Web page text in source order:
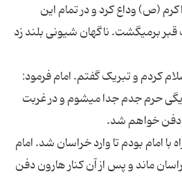
(ص) وداع کرد و در تمام این
برمی‏گشت. ناگهان شیونی بلند زد
کردم و تبریک گفتم. امام فرمود:
حرم جدم جدا می‏شوم و در غربت
امام بودم تا وارد خراسان شد. امام
ماند و پس از آن کنار هارون دفن